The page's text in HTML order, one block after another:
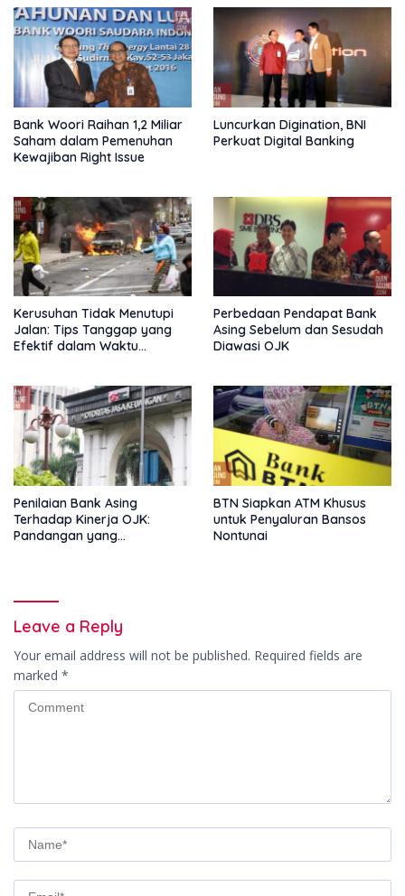
Bank Woori Raihan 1,2 Miliar
Saham dalam Pemenuhan
Kewajiban Right Issue
Luncurkan Digination, BNI
Perkuat Digital Banking
Kerusuhan Tidak Menutupi
Jalan: Tips Tanggap yang
Efektif dalam Waktu
Perbedaan Pendapat Bank
Asing Sebelum dan Sesudah
Diawasi OJK
Penilaian Bank Asing
Terhadap Kinerja OJK:
Pandangan yang
BTN Siapkan ATM Khusus
untuk Penyaluran Bansos
Nontunai
Leave a Reply
Your email address will not be published. Required fields are
marked *